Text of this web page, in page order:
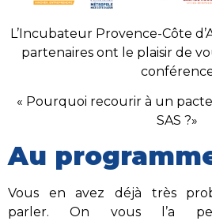
L’Incubateur Provence-Côte
partenaires ont le plaisir de
« Pourquoi recourir à un pacte
SAS ?»
Au
Vous en avez déjà très
parler. On vous l’a